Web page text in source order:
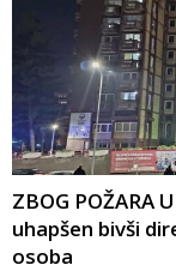
ZBOG POŽARA
uhapšen bivši
osoba